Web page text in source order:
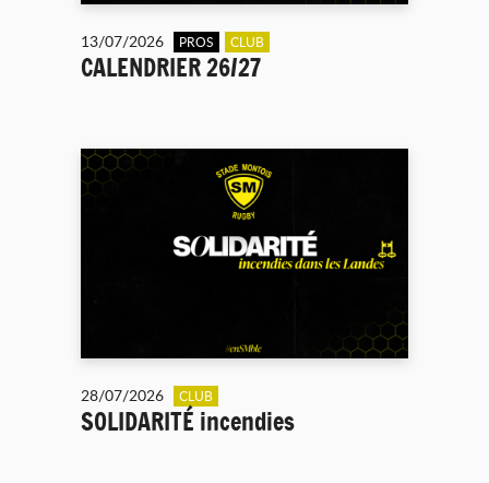
13/07/2026 PROS CLUB
CALENDRIER 26/27
28/07/2026 CLUB
SOLIDARITÉ incendies